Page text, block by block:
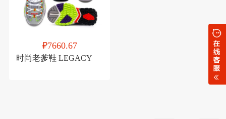
₽7660.67
时尚老爹鞋 LEGACY